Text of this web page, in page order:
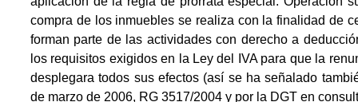
compra de los inmuebles se realiza con la finalidad de
forman parte de las actividades con derecho a
los requisitos exigidos en la Ley del IVA para que la
desplegara todos sus efectos (así se ha señalado
de marzo de 2006, RG 3517/2004 y por la DGT en